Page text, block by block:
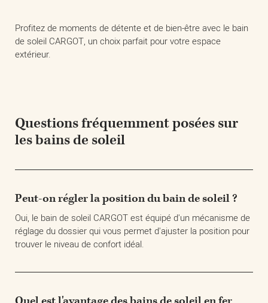
Profitez de moments de détente et de bien-être avec le bain
de soleil CARGOT, un choix parfait pour votre espace
extérieur.
Questions fréquemment posées sur
les bains de soleil
Peut-on régler la position du bain de soleil ?
Oui, le bain de soleil CARGOT est équipé d'un mécanisme de
réglage du dossier qui vous permet d'ajuster la position pour
trouver le niveau de confort idéal.